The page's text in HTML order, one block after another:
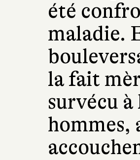
été
maladie.
la fait
survécu à
hommes,